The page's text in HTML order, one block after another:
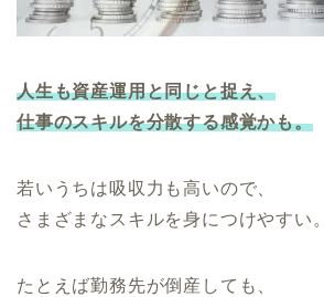
人生も資産運用と同じと捉え、
仕事のスキルを分散する感覚かも。
若いうちは吸収力も高いので、
さまざまなスキルを身につけやすい。
たとえば勤務先が倒産しても、